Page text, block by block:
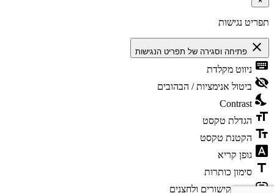
תפריט נגישות
close פתיחה וסגירה של תפריט הנגישות
keyboard ניווט מקלדת
visibility_off ביטול אנימציות / הבהובים
nights_stay
Contrast
format_size הגדלת טקסט
text_fields הקטנת טקסט
font_download גופן קריא
title סימון כותרות
link סימון קישורים ולחצנים